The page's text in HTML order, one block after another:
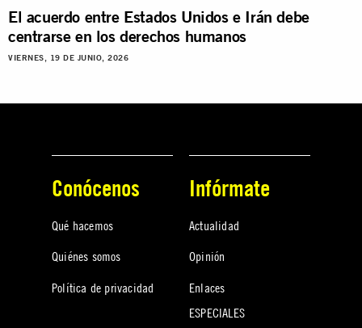
El acuerdo entre Estados Unidos e Irán debe
centrarse en los derechos humanos
VIERNES, 19 DE JUNIO, 2026
Conócenos
Qué hacemos
Quiénes somos
Política de privacidad
Infórmate
Actualidad
Opinión
Enlaces
ESPECIALES